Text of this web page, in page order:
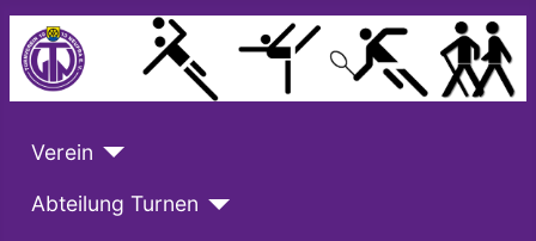
Verein
Abteilung Turnen